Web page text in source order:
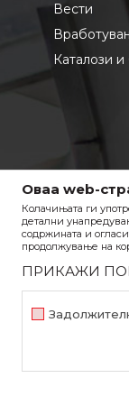
Вести
Каталози
Оваа web-
Колачињата ги
детални
содржината и
продолжување на
ПРИКАЖИ